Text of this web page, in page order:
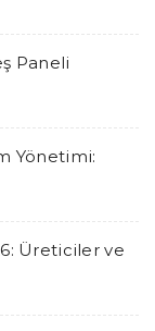
Paneli
Yönetimi:
Üreticiler ve